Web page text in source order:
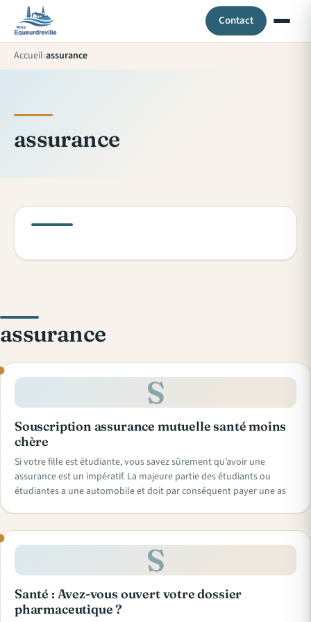
Contact
Accueil assurance
assurance
assurance
S
Souscription assurance mutuelle santé moins
chère
Si votre fille est étudiante, vous savez sûrement qu’avoir une
assurance est un impératif. La majeure partie des étudiants ou
étudiantes a une automobile et doit par conséquent payer une as
S
Santé : Avez-vous ouvert votre dossier
pharmaceutique ?